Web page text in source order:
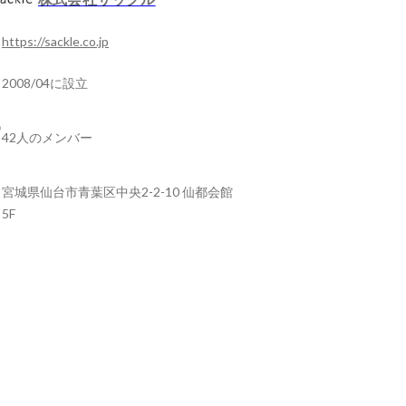
https://sackle.co.jp
2008/04に設立
42人のメンバー
宮城県仙台市青葉区中央2-2-10 仙都会館
5F